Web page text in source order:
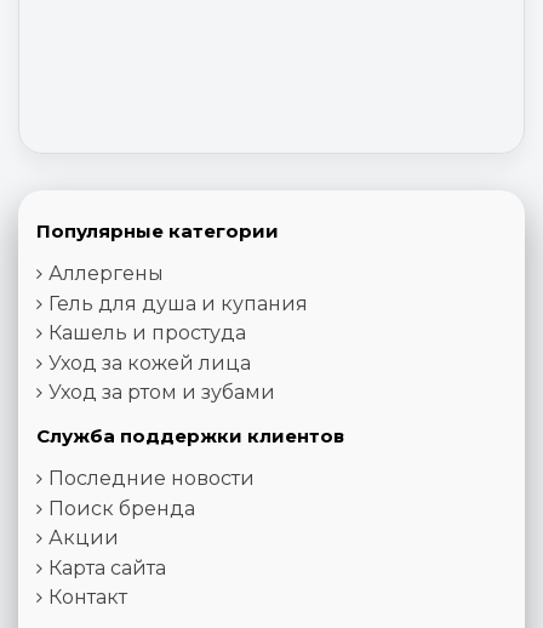
Популярные категории
Аллергены
Гель для душа и купания
Кашель и простуда
Уход за кожей лица
Уход за ртом и зубами
Служба поддержки клиентов
Последние новости
Поиск бренда
Акции
Карта сайта
Контакт